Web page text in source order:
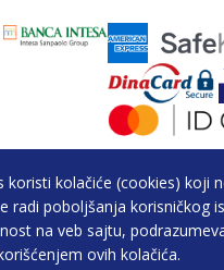
koristi kolačiće (cookies) koji
radi poboljšanja korisničkog
na veb sajtu,
ovih kolačića.
© Makart.rs -
BEOGRAD), PIB: